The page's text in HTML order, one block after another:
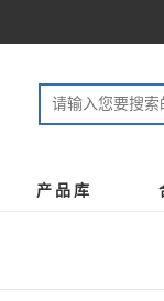
产品库